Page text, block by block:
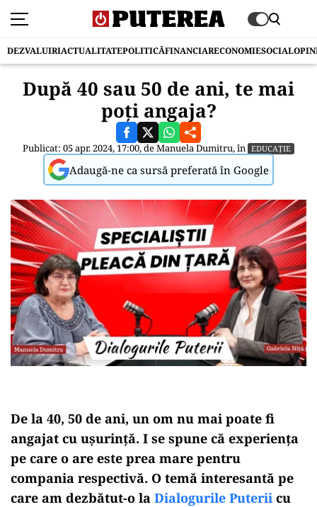
DEZVALUIRIACTUALITATEPOLITICĂFINANCIARECONOMIESOCIAL
După 40 sau 50 de ani, te mai
poți angaja?
Publicat: 05 apr. 2024, 17:00, deManuela Dumitru, în EDUCAȚIE
Adaugă-ne ca sursă preferată în Google
De la 40, 50 de ani, un om nu mai poate fi
angajat cu ușurință. I se spune că experiența
pe care o are este prea mare pentru
compania respectivă. O temă interesantă pe
care am dezbătut-o la Dialogurile Puterii cu